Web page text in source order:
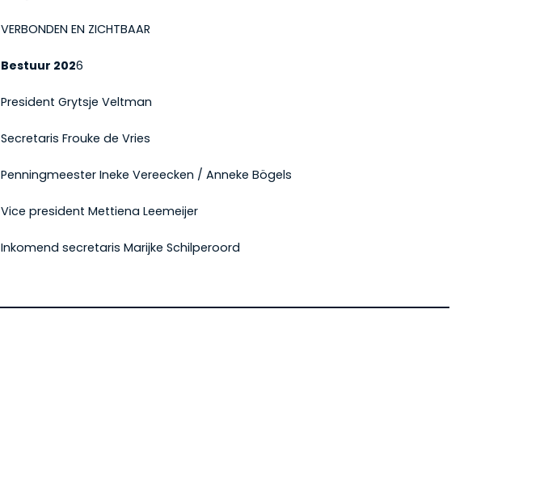
VERBONDEN EN ZICHTBAAR
Bestuur 2026
President Grytsje Veltman
Secretaris Frouke de Vries
Penningmeester Ineke Vereecken / Anneke Bögels
Vice president Mettiena Leemeijer
Inkomend secretaris Marijke Schilperoord